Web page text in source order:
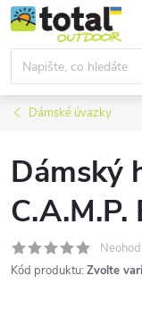
Přejít
na
obsah
Dámské úvazky
Dámský
Kód produktu: Zvolte